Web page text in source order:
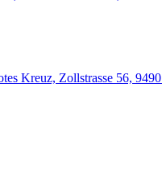
Kreuz, Zollstrasse 56,